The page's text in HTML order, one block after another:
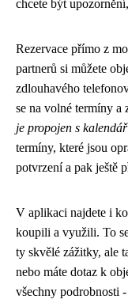
chcete být
Rezervace přímo z
partnerů si můžete
zdlouhavého
se na volné termíny a
je propojen s
termíny, které jsou
potvrzení a pak ještě
V aplikaci najdete i
koupili a využili. To
ty skvělé zážitky, ale
nebo máte dotaz k
všechny podrobnosti